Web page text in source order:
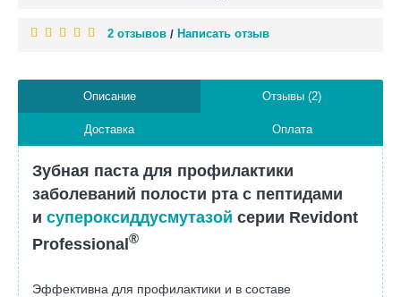
2 отзывов / Написать отзыв
Описание Отзывы (2)
Доставка Оплата
Зубная паста для профилактики
заболеваний полости рта с пептидами
и супероксиддусмутазой серии Revidont
Professional®
Эффективна для профилактики и в составе